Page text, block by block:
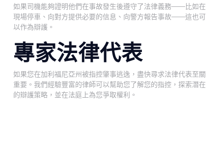
如果司機能夠證明他們在事故發生後遵守了法律義務——比如在
現場停車、向對方提供必要的信息、向警方報告事故——這也可
以作為辯護。
專家法律代表
如果您在加利福尼亞州被指控肇事逃逸，盡快尋求法律代表至關
重要。我們經驗豐富的律師可以幫助您了解您的指控，探索潛在
的辯護策略，並在法庭上為您爭取權利。